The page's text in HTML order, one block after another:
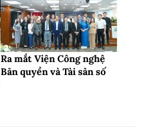
Ra mắt Viện Công nghệ
Bản quyền và Tài sản số